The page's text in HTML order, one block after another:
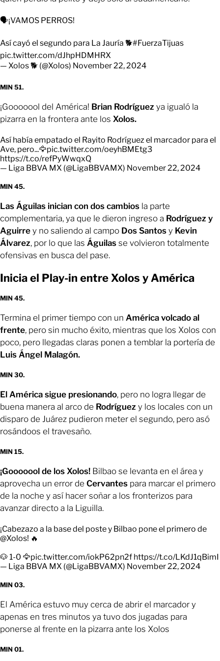
🗣️¡VAMOS PERROS!
Así cayó el segundo para La Jauría 🐕#FuerzaTijuas
pic.twitter.com/dJhpHDMHRX
— Xolos 🐕 (@Xolos) November 22, 2024
MIN 51.
¡Gooooool del América! Brian Rodríguez ya igualó la
pizarra en la frontera ante los Xolos.
Así había empatado el Rayito Rodríguez el marcador para el
Ave, pero...🦅pic.twitter.com/oeyhBMEtg3
https://t.co/refPyWwqxQ
— Liga BBVA MX (@LigaBBVAMX) November 22, 2024
MIN 45.
Las Águilas inician con dos cambios la parte
complementaria, ya que le dieron ingreso a Rodríguez y
Aguirre y no saliendo al campo Dos Santos y Kevin
Álvarez, por lo que las Águilas se volvieron totalmente
ofensivas en busca del pase.
Inicia el Play-in entre Xolos y América
MIN 45.
Termina el primer tiempo con un América volcado al
frente, pero sin mucho éxito, mientras que los Xolos con
poco, pero llegadas claras ponen a temblar la portería de
Luis Ángel Malagón.
MIN 30.
El América sigue presionando, pero no logra llegar de
buena manera al arco de Rodríguez y los locales con un
disparo de Juárez pudieron meter el segundo, pero asó
rosándoos el travesaño.
MIN 15.
¡Gooooool de los Xolos! Bilbao se levanta en el área y
aprovecha un error de Cervantes para marcar el primero
de la noche y así hacer soñar a los fronterizos para
avanzar directo a la Liguilla.
¡Cabezazo a la base del poste y Bilbao pone el primero de
@Xolos! 🔥
🐶 1-0 🦅pic.twitter.com/iokP62pn2f https://t.co/LKdJ1qBimI
— Liga BBVA MX (@LigaBBVAMX) November 22, 2024
MIN 03.
El América estuvo muy cerca de abrir el marcador y
apenas en tres minutos ya tuvo dos jugadas para
ponerse al frente en la pizarra ante los Xolos
MIN 01.